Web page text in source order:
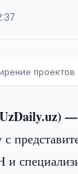
с
и